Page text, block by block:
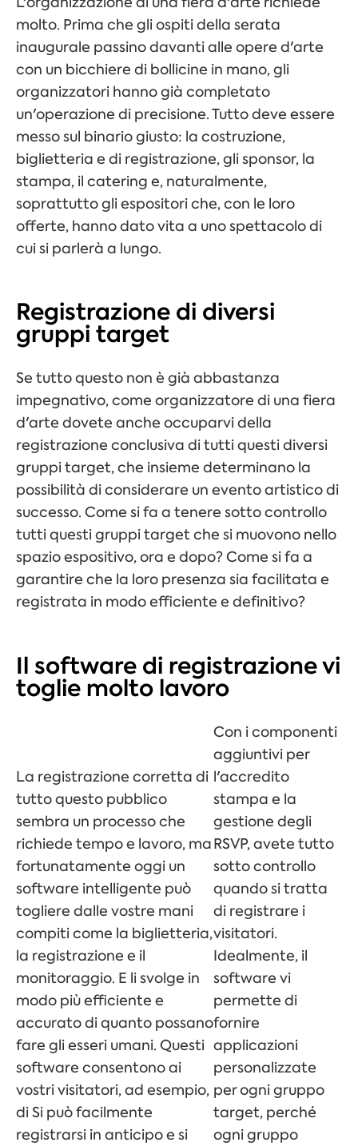
molto. Prima che gli ospiti della serata
inaugurale passino davanti alle opere d'arte
con un bicchiere di bollicine in mano, gli
organizzatori hanno già completato
un'operazione di precisione. Tutto deve essere
messo sul binario giusto: la costruzione,
biglietteria e di registrazione, gli sponsor, la
stampa, il catering e, naturalmente,
soprattutto gli espositori che, con le loro
offerte, hanno dato vita a uno spettacolo di
cui si parlerà a lungo.
Registrazione di diversi
gruppi target
Se tutto questo non è già abbastanza
impegnativo, come organizzatore di una fiera
d'arte dovete anche occuparvi della
registrazione conclusiva di tutti questi diversi
gruppi target, che insieme determinano la
possibilità di considerare un evento artistico di
successo. Come si fa a tenere sotto controllo
tutti questi gruppi target che si muovono nello
spazio espositivo, ora e dopo? Come si fa a
garantire che la loro presenza sia facilitata e
registrata in modo efficiente e definitivo?
Il software di registrazione vi
toglie molto lavoro
La registrazione corretta di
tutto questo pubblico
sembra un processo che
richiede tempo e lavoro, ma
fortunatamente oggi un
software intelligente può
togliere dalle vostre mani
compiti come la biglietteria,
la registrazione e il
monitoraggio. E li svolge in
modo più efficiente e
accurato di quanto possano
fare gli esseri umani. Questi
software consentono ai
vostri visitatori, ad esempio,
diSi può facilmente
registrarsi in anticipo e si
Con i componenti
aggiuntivi per
l'accredito
stampa e la
gestione degli
RSVP, avete tutto
sotto controllo
quando si tratta
di registrare i
visitatori.
Idealmente, il
software vi
permette di
fornire
applicazioni
personalizzate
per ogni gruppo
target, perché
ogni gruppo